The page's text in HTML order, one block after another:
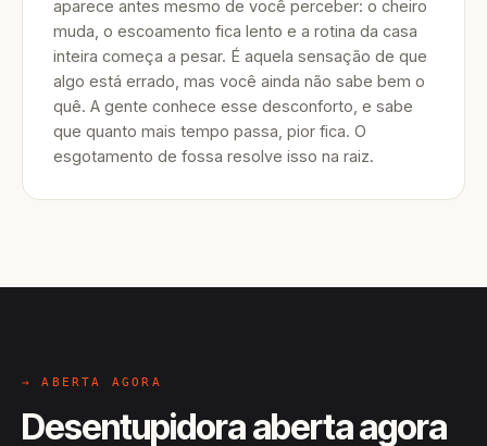
aparece antes mesmo de você perceber: o cheiro
muda, o escoamento fica lento e a rotina da casa
inteira começa a pesar. É aquela sensação de que
algo está errado, mas você ainda não sabe bem o
quê. A gente conhece esse desconforto, e sabe
que quanto mais tempo passa, pior fica. O
esgotamento de fossa resolve isso na raiz.
→ ABERTA AGORA
Desentupidora aberta agora